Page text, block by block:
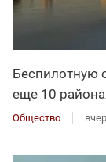
Беспилотную
еще 10
Общество